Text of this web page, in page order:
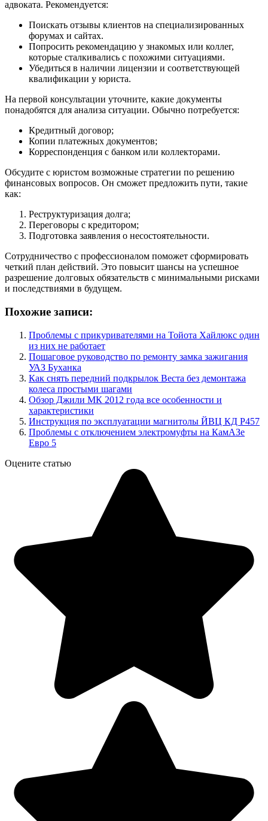
адвоката. Рекомендуется:
Поискать отзывы клиентов на специализированных
форумах и сайтах.
Попросить рекомендацию у знакомых или коллег,
которые сталкивались с похожими ситуациями.
Убедиться в наличии лицензии и соответствующей
квалификации у юриста.
На первой консультации уточните, какие документы
понадобятся для анализа ситуации. Обычно потребуется:
Кредитный договор;
Копии платежных документов;
Корреспонденция с банком или коллекторами.
Обсудите с юристом возможные стратегии по решению
финансовых вопросов. Он сможет предложить пути, такие
как:
Реструктуризация долга;
Переговоры с кредитором;
Подготовка заявления о несостоятельности.
Сотрудничество с профессионалом поможет сформировать
четкий план действий. Это повысит шансы на успешное
разрешение долговых обязательств с минимальными рисками
и последствиями в будущем.
Похожие записи:
Проблемы с прикуривателями на Тойота Хайлюкс один
из них не работает
Пошаговое руководство по ремонту замка зажигания
УАЗ Буханка
Как снять передний подкрылок Веста без демонтажа
колеса простыми шагами
Обзор Джили МК 2012 года все особенности и
характеристики
Инструкция по эксплуатации магнитолы ЙВЦ КД Р457
Проблемы с отключением электромуфты на КамАЗе
Евро 5
Оцените статью